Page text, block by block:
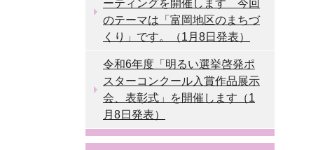
ーティングを開催します 今回
のテーマは「富岡地区のまちづ
くり」です。（1月8日発表）
令和6年度「明るい選挙啓発ポ
スターコンクール入賞作品展示
会、表彰式」を開催します（1
月8日発表）